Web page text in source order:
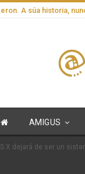
A súa historia,
AMIGUS
X dejará de ser un